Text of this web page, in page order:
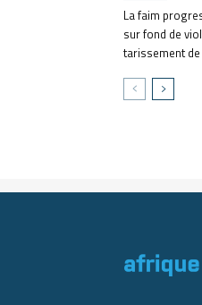
La faim
sur fond de
tarissement de